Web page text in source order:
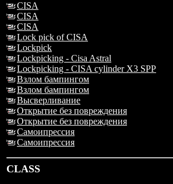
CISA
CISA
CISA
Lock pick of CISA
Lockpick
Lockpicking - Cisa Astral
Lockpicking - CISA cylinder X3 SPP
Взлом бампингом
Взлом бампингом
Высверливание
Открытие без повреждения
Открытие без повреждения
Самоипрессия
Самоипрессия
CLASS